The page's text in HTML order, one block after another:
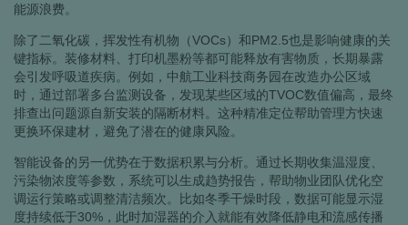
能源浪费。
除了二氧化碳，挥发性有机物（VOCs）和PM2.5也是影响健康的关
键指标。装修材料、打印机墨粉等都可能释放有害物质，长期暴露
会引发呼吸道疾病。例如，中航工业科技商务园在改造办公区域
时，通过部署多台监测设备，发现某些区域的TVOC数值偏高，最终
排查出问题源自新安装的隔断材料。这种精准定位帮助管理方快速
更换环保建材，避免了潜在的健康风险。
智能设备的另一优势在于数据积累与分析。通过长期收集温湿度、
污染物浓度等参数，系统可以生成趋势报告，帮助物业团队优化空
调运行策略或调整清洁频次。比如冬季干燥时段，数据可能显示湿
度持续低于30%，此时加湿器的介入就能有效降低静电和流感传播